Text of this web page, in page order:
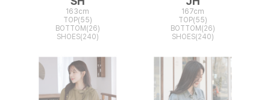
163cm
TOP(55)
BOTTOM(26)
SHOES(240)
167cm
TOP(55)
BOTTOM(26)
SHOES(240)